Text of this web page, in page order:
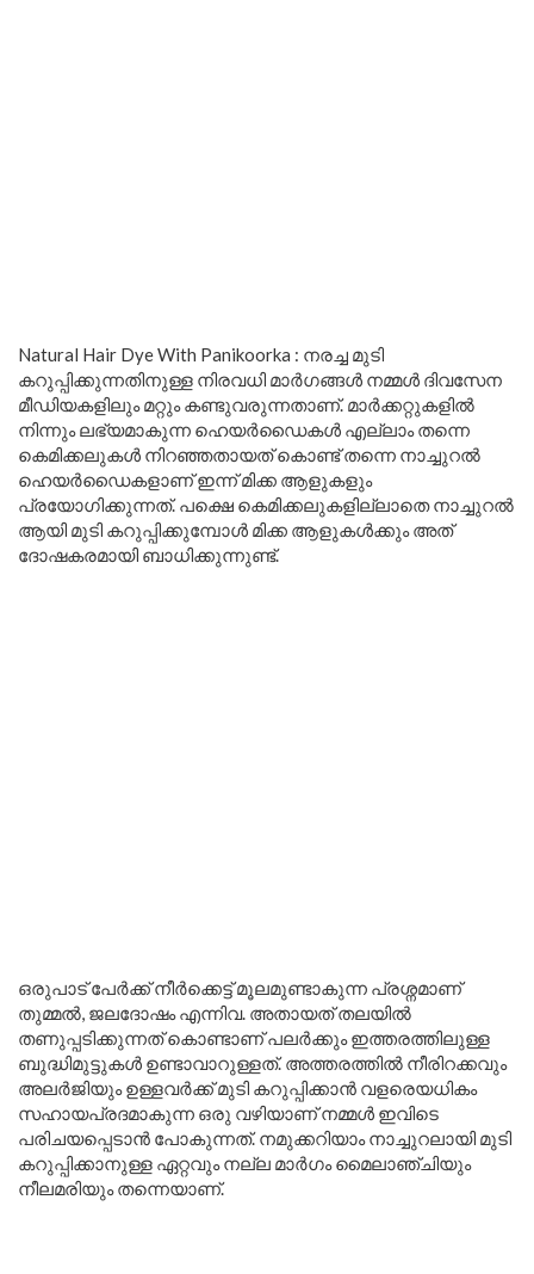
Natural Hair Dye With Panikoorka : നരച്ച മുടി
കറുപ്പിക്കുന്നതിനുള്ള നിരവധി മാർഗങ്ങൾ നമ്മൾ ദിവസേന
മീഡിയകളിലും മറ്റും കണ്ടുവരുന്നതാണ്. മാർക്കറ്റുകളിൽ
നിന്നും ലഭ്യമാകുന്ന ഹെയർഡൈകൾ എല്ലാം തന്നെ
കെമിക്കലുകൾ നിറഞ്ഞതായത് കൊണ്ട് തന്നെ നാച്ചുറൽ
ഹെയർഡൈകളാണ് ഇന്ന് മിക്ക ആളുകളും
പ്രയോഗിക്കുന്നത്. പക്ഷെ കെമിക്കലുകളില്ലാതെ നാച്ചുറൽ
ആയി മുടി കറുപ്പിക്കുമ്പോൾ മിക്ക ആളുകൾക്കും അത്
ദോഷകരമായി ബാധിക്കുന്നുണ്ട്.
ഒരുപാട് പേർക്ക് നീർക്കെട്ട് മൂലമുണ്ടാകുന്ന പ്രശ്നമാണ്
തുമ്മൽ, ജലദോഷം എന്നിവ. അതായത് തലയിൽ
തണുപ്പടിക്കുന്നത് കൊണ്ടാണ് പലർക്കും ഇത്തരത്തിലുള്ള
ബുദ്ധിമുട്ടുകൾ ഉണ്ടാവാറുള്ളത്. അത്തരത്തിൽ നീരിറക്കവും
അലർജിയും ഉള്ളവർക്ക് മുടി കറുപ്പിക്കാൻ വളരെയധികം
സഹായപ്രദമാകുന്ന ഒരു വഴിയാണ് നമ്മൾ ഇവിടെ
പരിചയപ്പെടാൻ പോകുന്നത്. നമുക്കറിയാം നാച്ചുറലായി മുടി
കറുപ്പിക്കാനുള്ള ഏറ്റവും നല്ല മാർഗം മൈലാഞ്ചിയും
നീലമരിയും തന്നെയാണ്.